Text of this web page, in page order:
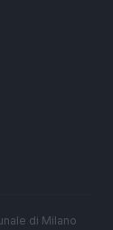
di Milano